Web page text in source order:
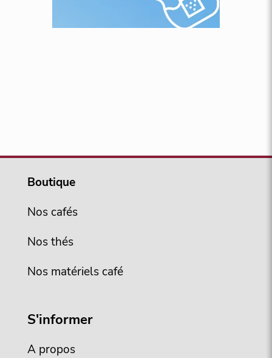
Boutique
Nos cafés
Nos thés
Nos matériels café
S'informer
A propos